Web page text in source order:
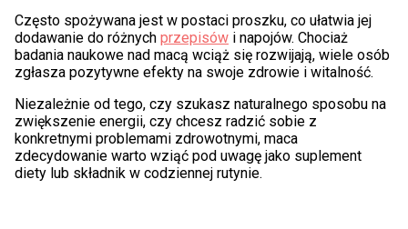
Często spożywana jest w postaci proszku, co ułatwia jej
dodawanie do różnych przepisów i napojów. Chociaż
badania naukowe nad macą wciąż się rozwijają, wiele osób
zgłasza pozytywne efekty na swoje zdrowie i witalność.
Niezależnie od tego, czy szukasz naturalnego sposobu na
zwiększenie energii, czy chcesz radzić sobie z
konkretnymi problemami zdrowotnymi, maca
zdecydowanie warto wziąć pod uwagę jako suplement
diety lub składnik w codziennej rutynie.